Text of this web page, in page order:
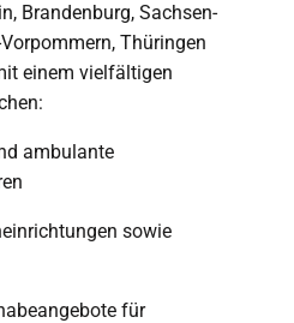
Brandenburg, Sachsen-
Thüringen
einem vielfältigen
ambulante
sowie
für